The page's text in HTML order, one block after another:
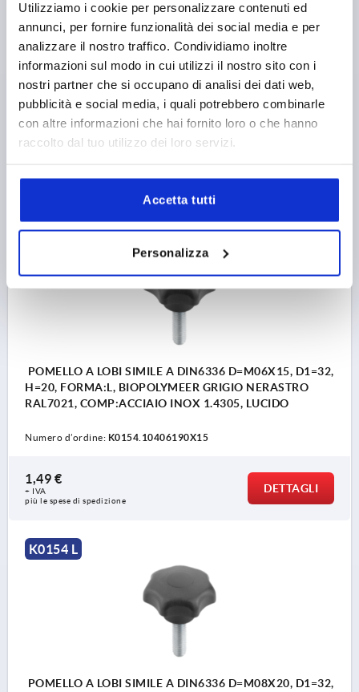
Utilizziamo i cookie per personalizzare contenuti ed
annunci, per fornire funzionalità dei social media e per
analizzare il nostro traffico. Condividiamo inoltre
informazioni sul modo in cui utilizzi il nostro sito con i
nostri partner che si occupano di analisi dei dati web,
pubblicità e social media, i quali potrebbero combinarle
con altre informazioni che hai fornito loro o che hanno
raccolto dal tuo utilizzo dei loro servizi.
Accetta tutti
Personalizza
POMELLO A LOBI SIMILE A DIN6336 D=M12X30, D1=50,
COMP:ACCIAIO INOX 1.4305, LUCIDO
Numero d’ordine:K0154.10412143X30
+ IVA
DETTAGLI
POMELLO A LOBI SIMILE A DIN6336 D=M06X15, D1=32,
H=20, FORMA:L, BIOPOLYMEER GRIGIO NERASTRO
RAL7021, COMP:ACCIAIO INOX 1.4305, LUCIDO
Numero d’ordine: K0154.10406190X15
1,49 €
+ IVA
più le spese di spedizione
DETTAGLI
K0154 L
POMELLO A LOBI SIMILE A DIN6336 D=M08X20, D1=32,